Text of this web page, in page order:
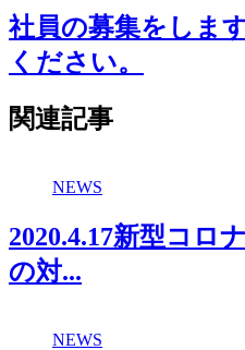
社員の募集をしま
ください。
関連記事
NEWS
2020.4.17新型コロ
の対...
NEWS